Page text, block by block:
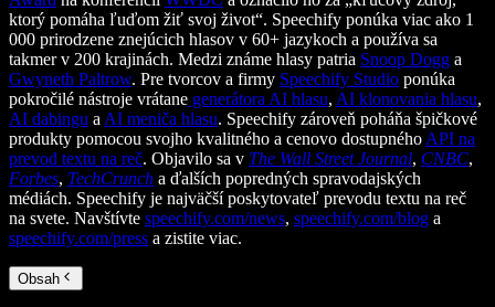
ktorý pomáha ľuďom žiť svoj život“. Speechify ponúka viac ako 1
000 prirodzene znejúcich hlasov v 60+ jazykoch a používa sa
takmer v 200 krajinách. Medzi známe hlasy patria Snoop Dogg a
Gwyneth Paltrow. Pre tvorcov a firmy Speechify Studio ponúka
pokročilé nástroje vrátane generátora AI hlasu, AI klonovania hlasu,
AI dabingu a AI meniča hlasu. Speechify zároveň poháňa špičkové
produkty pomocou svojho kvalitného a cenovo dostupného API na
prevod textu na reč. Objavilo sa v The Wall Street Journal, CNBC,
Forbes, TechCrunch a ďalších popredných spravodajských
médiách. Speechify je najväčší poskytovateľ prevodu textu na reč
na svete. Navštívte speechify.com/news, speechify.com/blog a
speechify.com/press a zistite viac.
Obsah